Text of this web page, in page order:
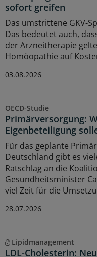
sofort greifen
Das umstrittene GKV-
Das bedeutet auch,
der Arzneitherapie
Homöopathie auf
03.08.2026
OECD-Studie
Primärversorgung:
Eigenbeteiligung
Für das geplante
Deutschland gibt es
Ratschlag an die
Gesundheitsminister
viel Zeit für die
28.07.2026
Lipidmanagement
LDL-Cholesterin: